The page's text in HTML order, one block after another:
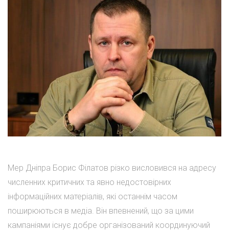
Мер Дніпра Борис Філатов різко висловився на адресу
численних критичних та явно недостовірних
інформаційних матеріалів, які останнім часом
поширюються в медіа. Він впевнений, що за цими
кампаніями існує добре організований координуючий